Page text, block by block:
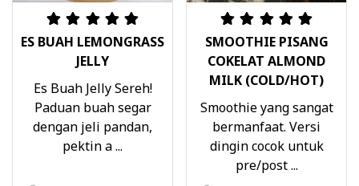
ES BUAH LEMONGRASS
JELLY
Es Buah Jelly Sereh!
Paduan buah segar
dengan jeli pandan,
pektin a ...
SMOOTHIE PISANG
COKELAT ALMOND
MILK (COLD/HOT)
Smoothie yang sangat
bermanfaat. Versi
dingin cocok untuk
pre/post ...